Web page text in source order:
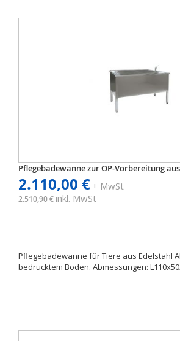
Pflegebadewanne zur OP-Vorbereitung
2.110,00 €+ MwSt
2.510,90 € inkl. MwSt
Pflegebadewanne für Tiere aus Edelstahl
bedrucktem Boden. Abmessungen: